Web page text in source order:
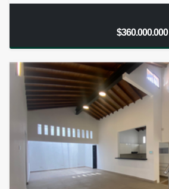
$360.000.000